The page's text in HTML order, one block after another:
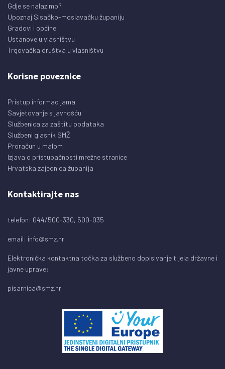
Gdje se nalazimo?
Upoznaj Sisačko-moslavačku županiju
Gradovi i općine
Ustanove u vlasništvu
Trgovačka društva u vlasništvu
Korisne poveznice
Pristup informacijama
Savjetovanje s javnošću
Službenica za zaštitu podataka
Službeni glasnik SMŽ
Proračun u malom
Izjava o pristupačnosti mrežne stranice
Hrvatska zajednica županija
Kontaktirajte nas
telefon: 044/500-330, 500-035
email: info@smz.hr
Elektronička kontaktna točka za službeno dopisivanje tijela državne i
javne uprave:
pisarnica@smz.hr